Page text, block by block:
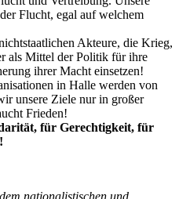
Flucht, egal auf welchem
Akteure, die Krieg,
als Mittel der Politik für ihre
ihrer Macht einsetzen!
in Halle werden von
unsere Ziele nur in großer
Frieden!
für Gerechtigkeit, für
nationalistischen und